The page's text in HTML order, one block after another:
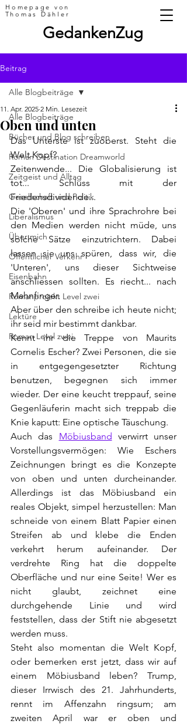
Homepage von
Thomas Dähler
GedankenZug
Beitrag
Alle Blogbeiträge
Bücher und Blog schreiben
Roman Destination Dreamworld
Zeitgeist und Alltag
Gesellschaft und Politik
Liberalismus
Über mich
Öffentlicher Verkehr
Eisenbahn
Romanprojekt Level zwei
Lektüre
Roman Level zwei
Alle Blogbeiträge
Oben und unten
11. Apr. 2025 2 Min. Lesezeit
Das Unterste ist zuoberst. Steht die
Welt Kopf?
Zeitenwende... Die Globalisierung ist
tot... Schluss mit der
Friedensdividende...
Die 'Oberen' und ihre Sprachrohre bei
den Medien werden nicht müde, uns
solche Sätze einzutrichtern. Dabei
lassen sie uns spüren, dass wir, die
'Unteren', uns dieser Sichtweise
anschliessen sollten. Es riecht... nach
Mahnfinger.
Aber über den schreibe ich heute nicht;
ihr seid mir bestimmt dankbar.
Kennt ihr die Treppe von Maurits
Cornelis Escher? Zwei Personen, die sie
in entgegengesetzter Richtung
benutzen, begegnen sich immer
wieder. Der eine keucht treppauf, seine
Gegenläuferin macht sich treppab die
Knie kaputt: Eine optische Täuschung.
Auch das Möbiusband verwirrt unser
Vorstellungsvermögen: Wie Eschers
Zeichnungen bringt es die Konzepte
von oben und unten durcheinander.
Allerdings ist das Möbiusband ein
reales Objekt, simpel herzustellen: Man
schneide von einem Blatt Papier einen
Streifen ab und klebe die Enden
verkehrt herum aufeinander. Der
verdrehte Ring hat die doppelte
Oberfläche und nur eine Seite! Wer es
nicht glaubt, zeichnet eine
durchgehende Linie und wird
feststellen, dass der Stift nie abgesetzt
werden muss.
Steht also momentan die Welt Kopf,
oder bemerken erst jetzt, dass wir auf
einem Möbiusband leben? Trump,
dieser Irrwisch des 21. Jahrhunderts,
rennt im Affenzahn ringsum; am
zweiten April war er oben und